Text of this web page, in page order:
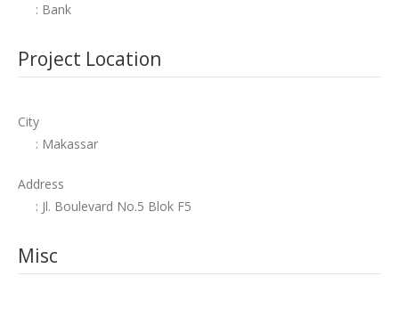
: Bank
Project Location
City
: Makassar
Address
: Jl. Boulevard No.5 Blok F5
Misc